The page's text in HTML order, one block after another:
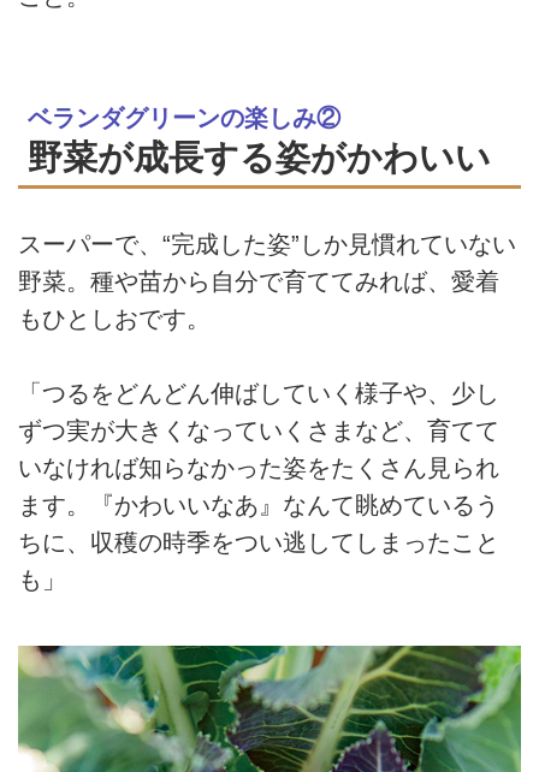
ベランダグリーンの楽しみ②
野菜が成長する姿がかわいい
スーパーで、“完成した姿”しか見慣れていない
野菜。種や苗から自分で育ててみれば、愛着
もひとしおです。
「つるをどんどん伸ばしていく様子や、少し
ずつ実が大きくなっていくさまなど、育てて
いなければ知らなかった姿をたくさん見られ
ます。『かわいいなあ』なんて眺めているう
ちに、収穫の時季をつい逃してしまったこと
も」